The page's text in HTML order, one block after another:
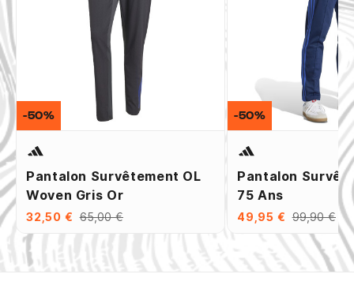
Pantalon Survêtement OL
Woven Gris Or
32,50 € 65,00 €
-50%
Pantalon
75 Ans
49,95 € 99,90 €
-50%